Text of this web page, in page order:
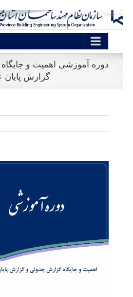
دوره آموزشی اهمیت و
گزارش پایان
View